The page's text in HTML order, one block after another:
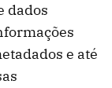
dados
e até